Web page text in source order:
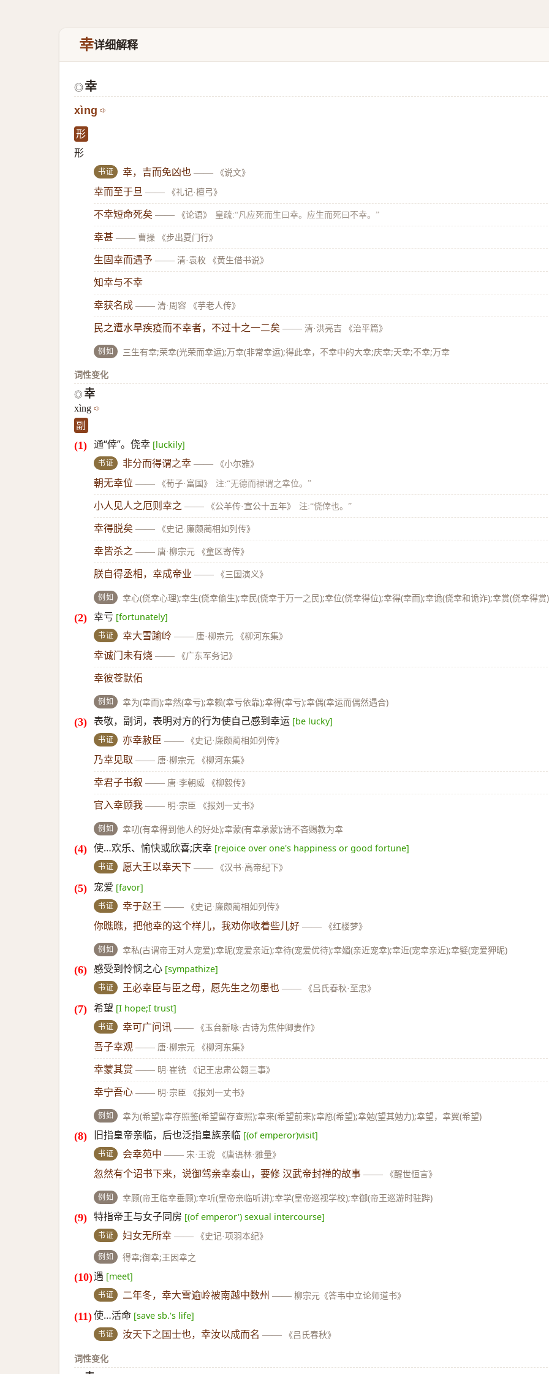
幸详细解释
◎幸
xìng
形
形
书证 幸，吉而免凶也 —— 《说文》
幸而至于旦 —— 《礼记·檀弓》
不幸短命死矣 —— 《论语》 皇疏:“凡应死而生曰幸。应生而死曰不幸。”
幸甚 —— 曹操 《步出夏门行》
生固幸而遇予 —— 清·袁枚 《黄生借书说》
知幸与不幸
幸获名成 —— 清·周容 《芋老人传》
民之遭水旱疾疫而不幸者，不过十之一二矣 —— 清·洪亮吉 《治平篇》
例如
三生有幸;荣幸(光荣而幸运);万幸(非常幸运);得此幸，不幸中的大幸;庆幸;天幸;不幸;万幸
词性变化
◎ 幸
xìng
副
通“倖”。侥幸 [luckily]
书证 非分而得谓之幸 —— 《小尔雅》
朝无幸位 —— 《荀子·富国》 注:“无德而禄谓之幸位。”
小人见人之厄则幸之 —— 《公羊传·宣公十五年》 注:“侥倖也。”
幸得脱矣 —— 《史记·廉颇蔺相如列传》
幸皆杀之 —— 唐·柳宗元 《童区寄传》
朕自得丞相，幸成帝业 —— 《三国演义》
例如 幸心(侥幸心理);幸生(侥幸偷生);幸民(侥幸于万一之民);幸位(侥幸得位);幸得(幸而);幸诡(侥幸和诡诈);幸赏(侥幸得赏)
幸亏 [fortunately]
书证 幸大雪踰岭 —— 唐·柳宗元 《柳河东集》
幸诚门未有烧 —— 《广东军务记》
幸彼苍默佦
例如 幸为(幸而);幸然(幸亏);幸赖(幸亏依靠);幸得(幸亏);幸偶(幸运而偶然遇合)
表敬，副词，表明对方的行为使自己感到幸运 [be lucky]
书证 亦幸赦臣 —— 《史记·廉颇蔺相如列传》
乃幸见取 —— 唐·柳宗元 《柳河东集》
幸君子书叙 —— 唐·李朝威 《柳毅传》
官入幸顾我 —— 明·宗臣 《报刘一丈书》
例如 幸叨(有幸得到他人的好处);幸蒙(有幸承蒙);请不吝赐教为幸
使…欢乐、愉快或欣喜;庆幸 [rejoice over one's happiness or good fortune]
书证 愿大王以幸天下 —— 《汉书·高帝纪下》
宠爱 [favor]
书证 幸于赵王 —— 《史记·廉颇蔺相如列传》
你瞧瞧，把他幸的这个样儿，我劝你收着些儿好 —— 《红楼梦》
例如 幸私(古谓帝王对人宠爱);幸昵(宠爱亲近);幸待(宠爱优待);幸媚(亲近宠幸);幸近(宠幸亲近);幸嬖(宠爱狎昵)
感受到怜悯之心 [sympathize]
书证 王必幸臣与臣之母，愿先生之勿患也 —— 《吕氏春秋·至忠》
希望 [I hope;I trust]
书证 幸可广问讯 —— 《玉台新咏·古诗为焦仲卿妻作》
吾子幸观 —— 唐·柳宗元 《柳河东集》
幸蒙其赏 —— 明·崔铣 《记王忠肃公翱三事》
幸宁吾心 —— 明·宗臣 《报刘一丈书》
例如 幸为(希望);幸存照鉴(希望留存查照);幸来(希望前来);幸愿(希望);幸勉(望其勉力);幸望，幸翼(希望)
旧指皇帝亲临，后也泛指皇族亲临 [(of emperor)visit]
书证 会幸苑中 —— 宋·王谠 《唐语林·雅量》
忽然有个诏书下来，说御驾亲幸泰山，要修 汉武帝封禅的故事 —— 《醒世恒言》
例如 幸顾(帝王临幸垂顾);幸听(皇帝亲临听讲);幸学(皇帝巡视学校);幸御(帝王巡游时驻跸)
特指帝王与女子同房 [(of emperor') sexual intercourse]
书证 妇女无所幸 —— 《史记·项羽本纪》
例如 得幸;御幸;王因幸之
遇 [meet]
书证 二年冬，幸大雪逾岭被南越中数州 —— 柳宗元《答韦中立论师道书》
使…活命 [save sb.'s life]
书证 汝天下之国士也，幸汝以成而名 —— 《吕氏春秋》
词性变化